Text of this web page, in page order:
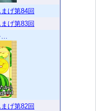
げ第84回
げ第83回
…
げ第82回